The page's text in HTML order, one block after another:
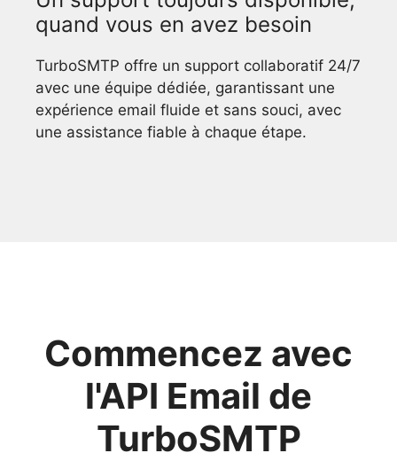
quand vous en avez besoin
TurboSMTP offre un support collaboratif 24/7
avec une équipe dédiée, garantissant une
expérience email fluide et sans souci, avec
une assistance fiable à chaque étape.
Commencez avec
l'API Email de
TurboSMTP